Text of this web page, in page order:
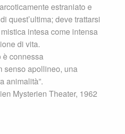
estraniato e
quest’ultima; deve trattarsi
intesa come intensa
di vita.
è connessa
senso apollineo, una
animalità”.
Mysterien Theater, 1962